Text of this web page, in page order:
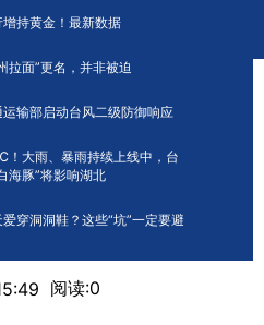
增持黄金！最新数据
拉面”更名，并非被迫
运输部启动台风二级防御响应
大雨、暴雨持续上线中，台
海豚”将影响湖北
穿洞洞鞋？这些“坑”一定要避
布大雾橙色省
阅读:0